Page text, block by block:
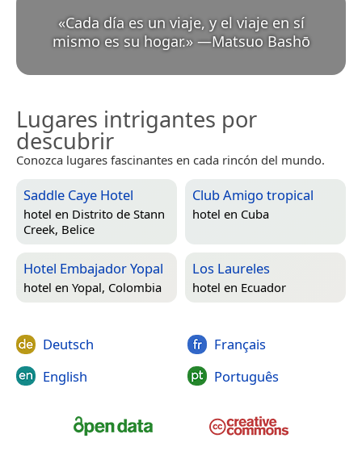
«Cada día es un viaje, y el viaje en sí
mismo es su hogar.» —Matsuo Bashō
Lugares intrigantes por
descubrir
Conozca lugares fascinantes en cada rincón del mundo.
Saddle Caye Hotel
hotel en Distrito de Stann
Creek, Belice
Club Amigo tropical
hotel en Cuba
Hotel Embajador Yopal
hotel en Yopal, Colombia
Los Laureles
hotel en Ecuador
Deutsch
English
Français
Português